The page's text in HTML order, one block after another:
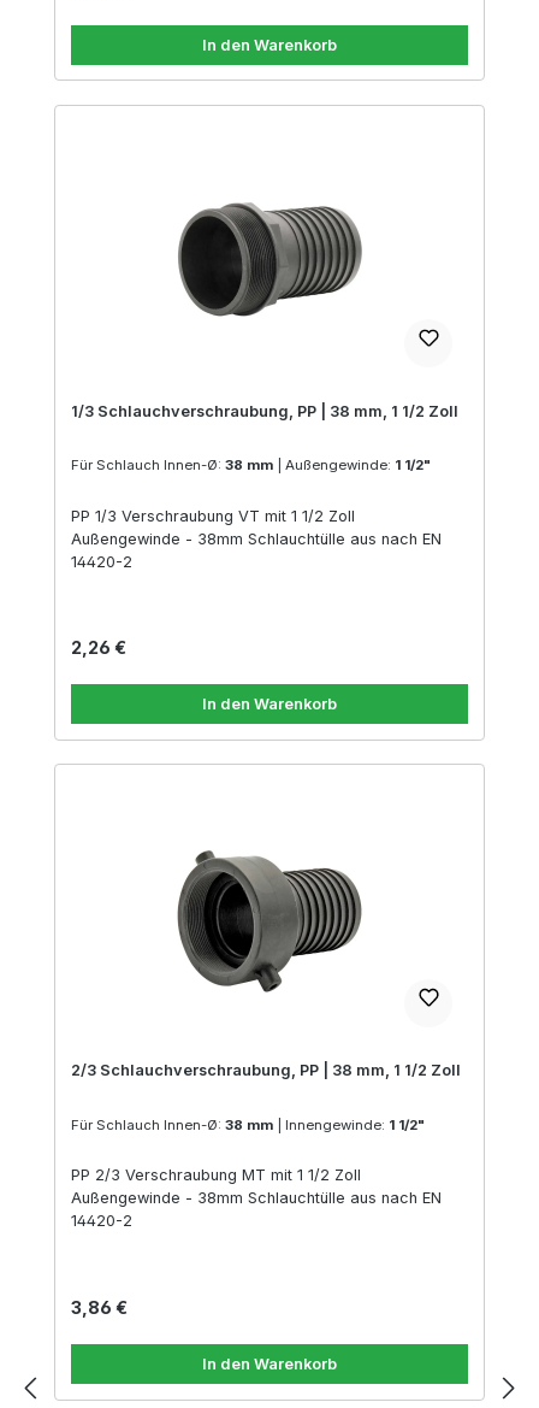
In den Warenkorb
1/3 Schlauchverschraubung, PP | 38 mm, 1 1/2 Zoll
Für Schlauch Innen-Ø: 38 mm Außengewinde: 1 1/2"
PP 1/3 Verschraubung VT mit 1 1/2 Zoll
Außengewinde - 38mm Schlauchtülle aus nach EN
14420-2
Regulärer Preis:
2,26 €
In den Warenkorb
2/3 Schlauchverschraubung, PP | 38 mm, 1 1/2 Zoll
Für Schlauch Innen-Ø: 38 mm Innengewinde: 1 1/2"
PP 2/3 Verschraubung MT mit 1 1/2 Zoll
Außengewinde - 38mm Schlauchtülle aus nach EN
14420-2
Regulärer Preis:
3,86 €
In den Warenkorb